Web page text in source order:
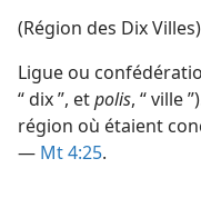
(Région des Dix
Ligue ou
“ dix ”, etpolis, “ ville
région où étaient
— Mt 4:25.